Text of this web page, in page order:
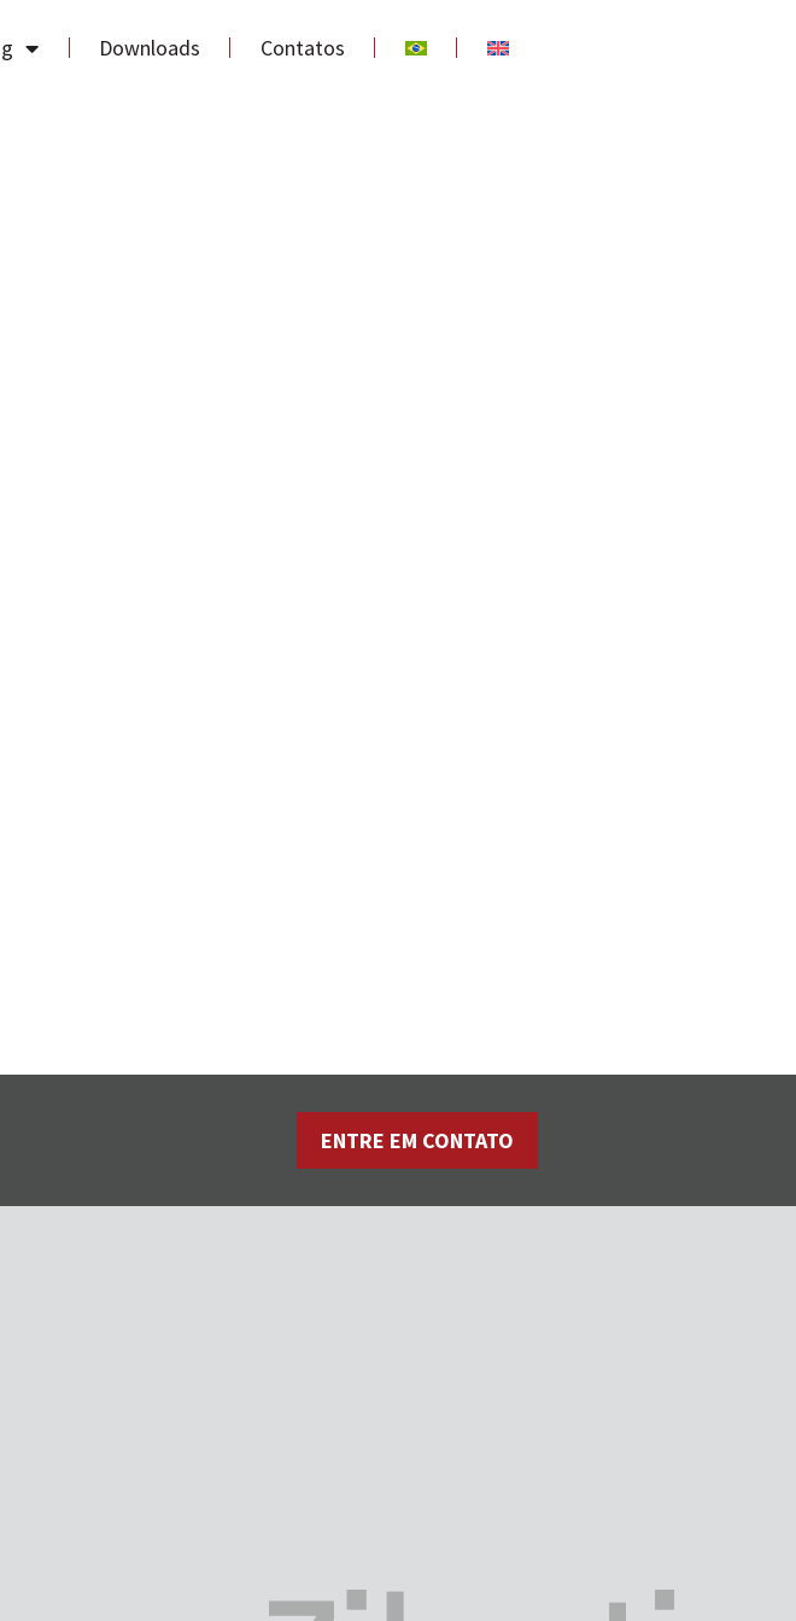
Downloads Contatos
ENTRE EM CONTATO